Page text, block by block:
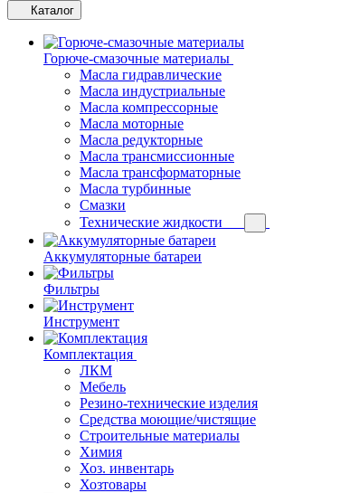
Каталог
Горюче-смазочные материалы
Масла гидравлические
Масла индустриальные
Масла компрессорные
Масла моторные
Масла редукторные
Масла трансмиссионные
Масла трансформаторные
Масла турбинные
Смазки
Технические жидкости
Аккумуляторные батареи
Фильтры
Инструмент
Комплектация
ЛКМ
Мебель
Резино-технические изделия
Средства моющие/чистящие
Строительные материалы
Химия
Хоз. инвентарь
Хозтовары